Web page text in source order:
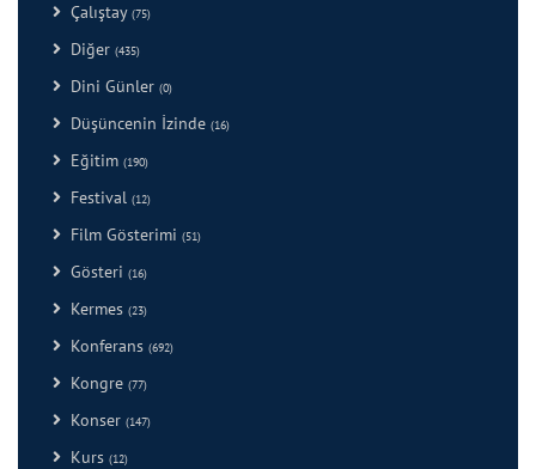
Çalıştay (75)
Diğer (435)
Dini Günler (0)
Düşüncenin İzinde (16)
Eğitim (190)
Festival (12)
Film Gösterimi (51)
Gösteri (16)
Kermes (23)
Konferans (692)
Kongre (77)
Konser (147)
Kurs (12)